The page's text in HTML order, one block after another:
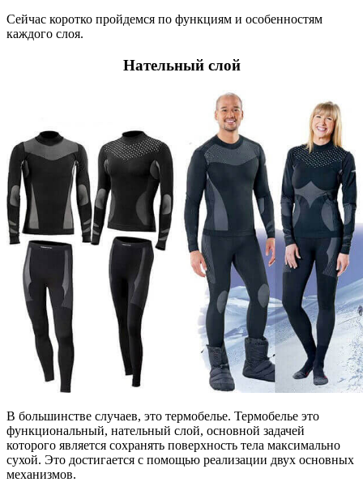
Сейчас коротко пройдемся по функциям и особенностям
каждого слоя.
Нательный слой
В большинстве случаев, это термобелье. Термобелье это
функциональный, нательный слой, основной задачей
которого является сохранять поверхность тела максимально
сухой. Это достигается с помощью реализации двух основных
механизмов.